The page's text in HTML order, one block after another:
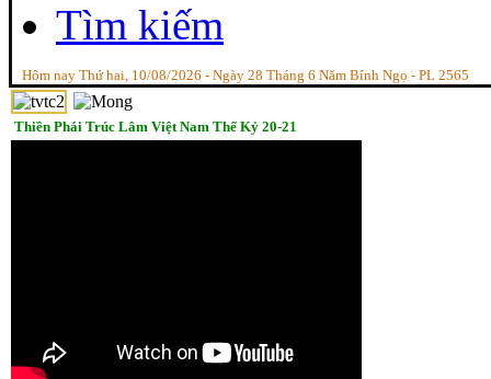
Tìm kiếm
Hôm nay Thứ hai, 10/08/2026 - Ngày 28 Tháng 6 Năm Bính Ngọ - PL 2565
Thiền Phái Trúc Lâm Việt Nam Thế Kỷ 20-21